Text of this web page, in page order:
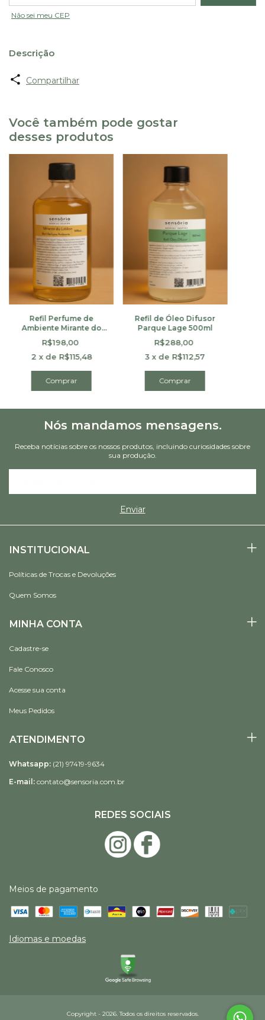
Não sei meu CEP
Descrição
Compartilhar
Você também pode gostar
desses produtos
Refil Perfume de
Ambiente Mirante do
Leblon 500ml
R$198,00
2 x de R$115,48
Comprar
Refil de Óleo Difusor
Parque Lage 500ml
R$288,00
3 xdeR$112,57
Comprar
Nós mandamos mensagens.
Receba notícias sobre os nossos produtos, incluindo curiosidades sobre
sua produção.
INSTITUCIONAL
Políticas de Trocas e Devoluções
Quem Somos
MINHA CONTA
Cadastre-se
Fale Conosco
Acesse sua conta
Meus Pedidos
ATENDIMENTO
Whatsapp: (21) 97419-9634
E-mail: contato@sensoria.com.br
REDES SOCIAIS
Meios de pagamento
Idiomas e moedas
Copyright - 2026. Todos os direitos reservados.